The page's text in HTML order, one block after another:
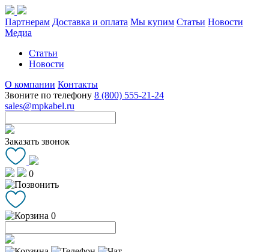
Партнерам Доставка и оплата Мы купим Статьи Новости
Медиа
Статьи
Новости
О компании Контакты
Звоните по телефону 8 (800) 555-21-24
sales@mpkabel.ru
Заказать звонок
0
0